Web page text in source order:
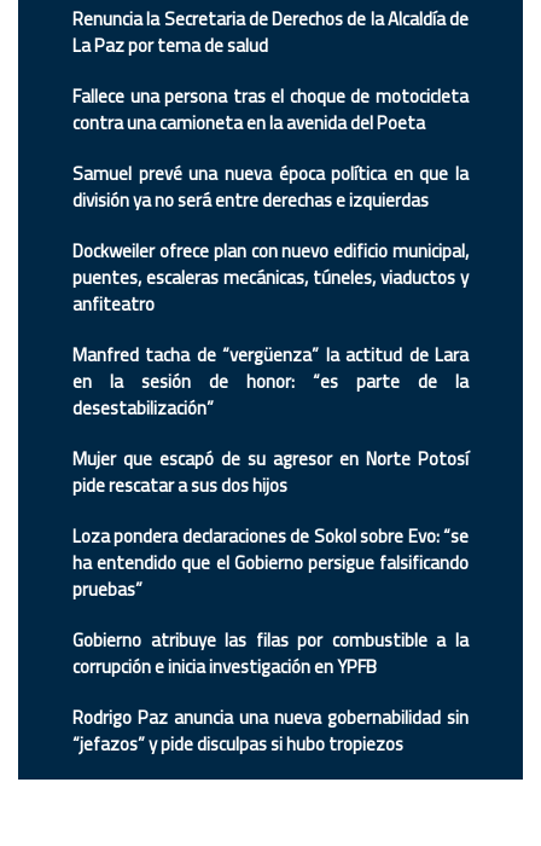
Renuncia la Secretaria de Derechos de la Alcaldía de
La Paz por tema de salud
Fallece una persona tras el choque de motocicleta
contra una camioneta en la avenida del Poeta
Samuel prevé una nueva época política en que la
división ya no será entre derechas e izquierdas
Dockweiler ofrece plan con nuevo edificio municipal,
puentes, escaleras mecánicas, túneles, viaductos y
anfiteatro
Manfred tacha de “vergüenza” la actitud de Lara
en la sesión de honor: “es parte de la
desestabilización”
Mujer que escapó de su agresor en Norte Potosí
pide rescatar a sus dos hijos
Loza pondera declaraciones de Sokol sobre Evo: “se
ha entendido que el Gobierno persigue falsificando
pruebas”
Gobierno atribuye las filas por combustible a la
corrupción e inicia investigación en YPFB
Rodrigo Paz anuncia una nueva gobernabilidad sin
“jefazos” y pide disculpas si hubo tropiezos